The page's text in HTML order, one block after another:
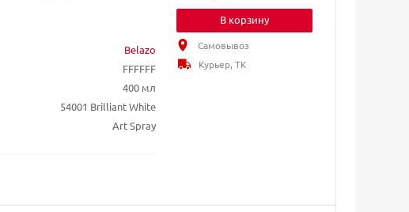
Belazo
FFFFFF
400 мл
54001 Brilliant White
Art Spray
В корзину
Самовывоз
Курьер, ТК